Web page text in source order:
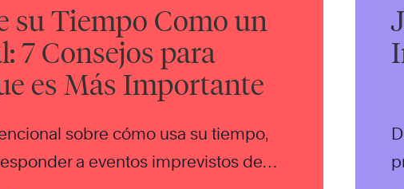
su Tiempo Como un
7 Consejos para
es Más Importante
sobre cómo usa su tiempo,
a eventos imprevistos de